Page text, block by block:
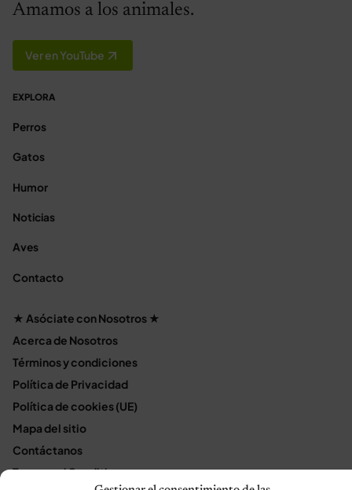
Amamos a los animales.
Ver en YouTube
EXPLORA
Perros
Gatos
Humor
Noticias
Aves
Contacto
★ Asóciate con Nosotros ★
Acerca de Nosotros
Términos y condiciones
Política de Privacidad
Política de cookies (UE)
Mapa del sitio
Contáctanos
Terms and Conditions